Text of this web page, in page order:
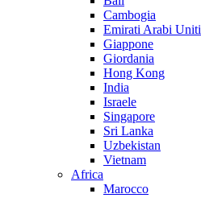
Cambogia
Emirati Arabi Uniti
Giappone
Giordania
Hong Kong
India
Israele
Singapore
Sri Lanka
Uzbekistan
Vietnam
Africa
Marocco